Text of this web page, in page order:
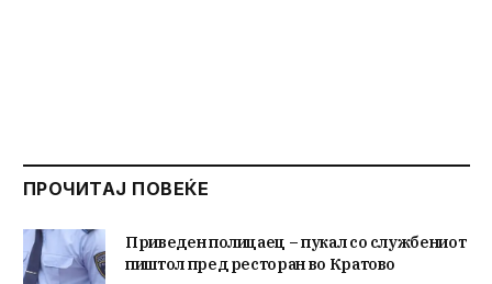
ПРОЧИТАЈ ПОВЕЌЕ
Приведен полицаец – пукал со службениот
пиштол пред ресторан во Кратово